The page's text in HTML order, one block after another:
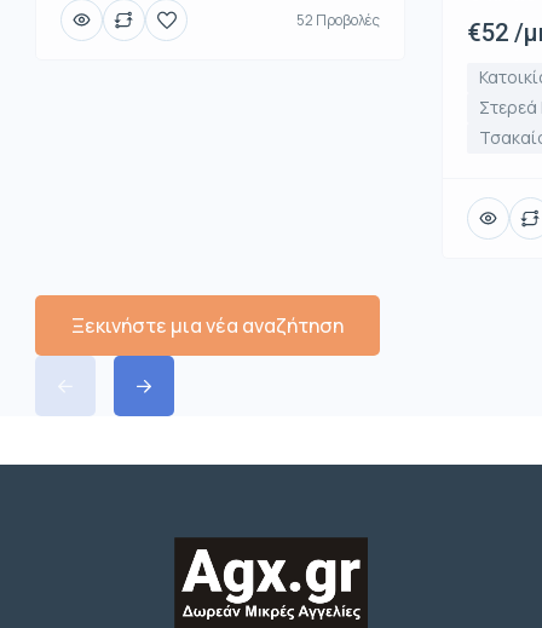
52 Προβολές
€52 /
Ξεκινήστε μια νέα αναζήτηση